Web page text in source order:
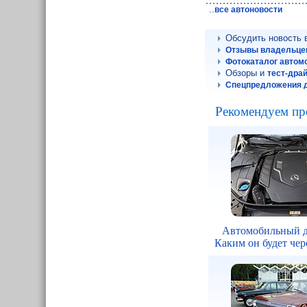
..все автоновости
Обсудить новость
Отзывы
Фотокаталог
Обзоры итест-
Спецпредложения
Рекомендуем
Автомобильный
Каким он будет